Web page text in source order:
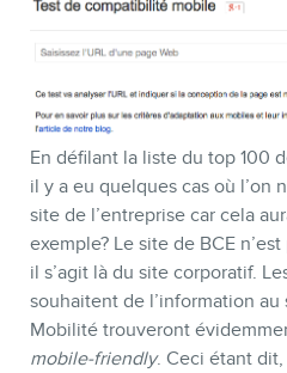
En défilant la liste du top 100
il y a eu quelques cas où l’on
site de l’entreprise car cela
exemple? Le site de BCE n’est
il s’agit là du site corporatif.
souhaitent de l’information
Mobilité trouveront
mobile-friendly. Ceci étant